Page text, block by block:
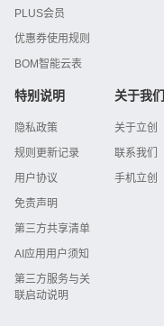
PLUS会员
优惠券使用规则
BOM智能云表
特别说明
隐私政策
规则更新记录
用户协议
免责声明
第三方共享清单
AI应用用户须知
第三方服务与关
联启动说明
关于我们
关于立创
联系我们
手机立创